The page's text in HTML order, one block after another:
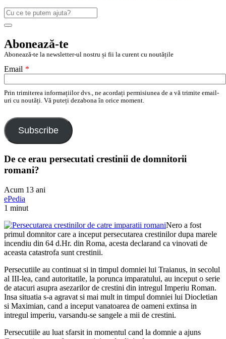
Caută
după:
Search
Abonează-te
Abonează-te la newsletter-ul nostru și fii la curent cu noutățile
Email *
Prin trimiterea informațiilor dvs., ne acordați permisiunea de a vă trimite email-
uri cu noutăți. Vă puteți dezabona în orice moment.
Subscribe
De ce erau persecutati crestinii de domnitorii
romani?
Acum 13 ani
ePedia
1 minut
Nero a fost
primul domnitor care a inceput persecutarea crestinilor dupa marele
incendiu din 64 d.Hr. din Roma, acesta declarand ca vinovati de
aceasta catastrofa sunt crestinii.
Persecutiile au continuat si in timpul domniei lui Traianus, in secolul
al III-lea, cand autoritatile, la porunca imparatului, au inceput o serie
de atacuri asupra asezarilor de crestini din intregul Imperiu Roman.
Insa situatia s-a agravat si mai mult in timpul domniei lui Diocletian
si Maximian, cand a inceput vanatoarea de oameni extinsa in
intregul imperiu, varsandu-se sangele a mii de crestini.
Persecutiile au luat sfarsit in momentul cand la domnie a ajuns